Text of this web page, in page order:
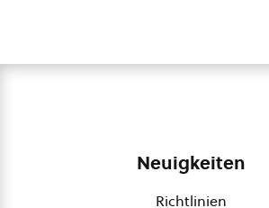
Neuigkeiten
Richtlinien